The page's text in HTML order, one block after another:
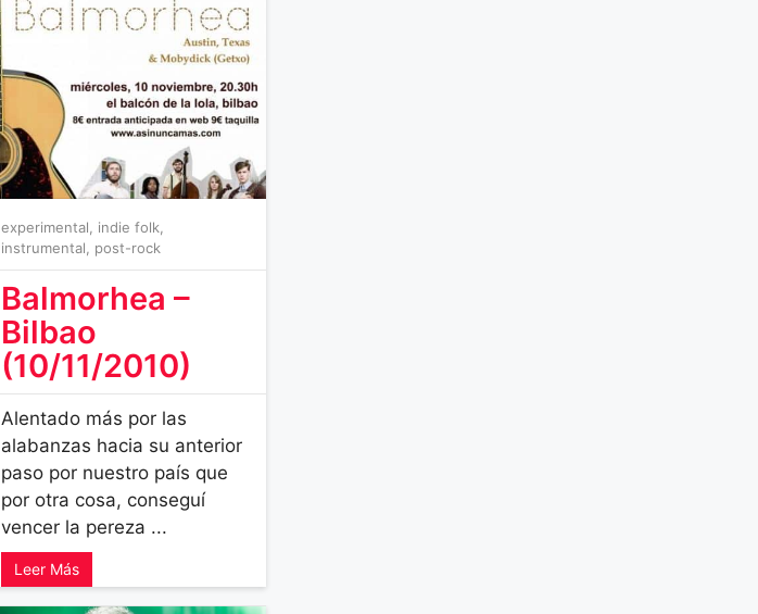
experimental indie folk
instrumental
post-rock
Balmorhea –
Bilbao
(10/11/2010)
Alentado más por las
alabanzas hacia su anterior
paso por nuestro país que
por otra cosa, conseguí
vencer la pereza ...
Leer Más